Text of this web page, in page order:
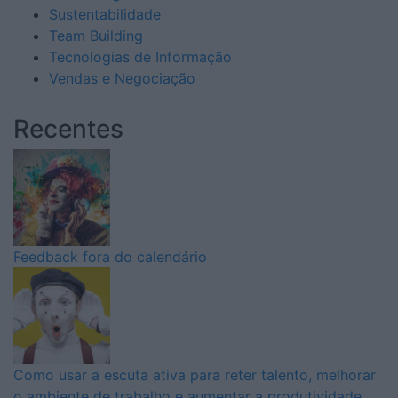
Sustentabilidade
Team Building
Tecnologias de Informação
Vendas e Negociação
Recentes
Feedback fora do calendário
Como usar a escuta ativa para reter talento, melhorar